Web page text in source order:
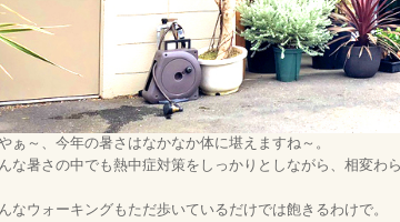
ぁ～、今年の暑さはなかなか体に堪えますね～。
な暑さの中でも熱中症対策をしっかりとしながら、相変わ
なウォーキングもただ歩いているだけでは飽きるわけで。